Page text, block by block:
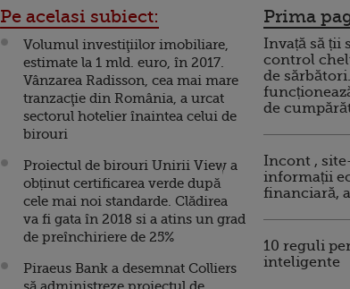
Pe acelasi subiect:
Volumul investiţiilor imobiliare,
estimate la 1 mld. euro, în 2017.
Vânzarea Radisson, cea mai mare
tranzacţie din România, a urcat
sectorul hotelier înaintea celui de
birouri
Proiectul de birouri Unirii View a
obținut certificarea verde după
cele mai noi standarde. Clădirea
va fi gata în 2018 si a atins un grad
de preînchiriere de 25%
Piraeus Bank a desemnat Colliers
Prima
Invață să ții
control
de
de
Incont ,
informații
financiară,
10 reguli
inteligente